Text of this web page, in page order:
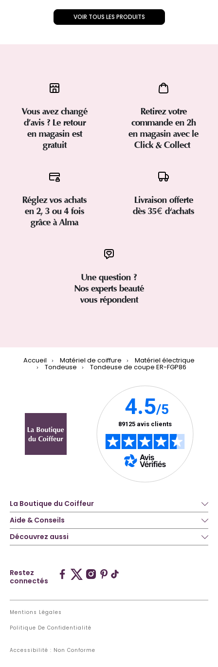
VOIR TOUS LES PRODUITS
Vous avez changé
d’avis ? Le retour
en magasin est
gratuit
Retirez votre
commande en 2h
en magasin avec le
Click & Collect
Réglez vos achats
en 2, 3 ou 4 fois
grâce à Alma
Livraison offerte
dès 35€ d'achats
Une question ?
Nos experts beauté
vous répondent
Accueil Matériel de coiffure Matériel électrique
Tondeuse Tondeuse de coupe ER-FGP86
La Boutique du Coiffeur
Aide & Conseils
Découvrez aussi
Restez
connectés
Mentions Légales
Politique De Confidentialité
Accessibilité : Non Conforme